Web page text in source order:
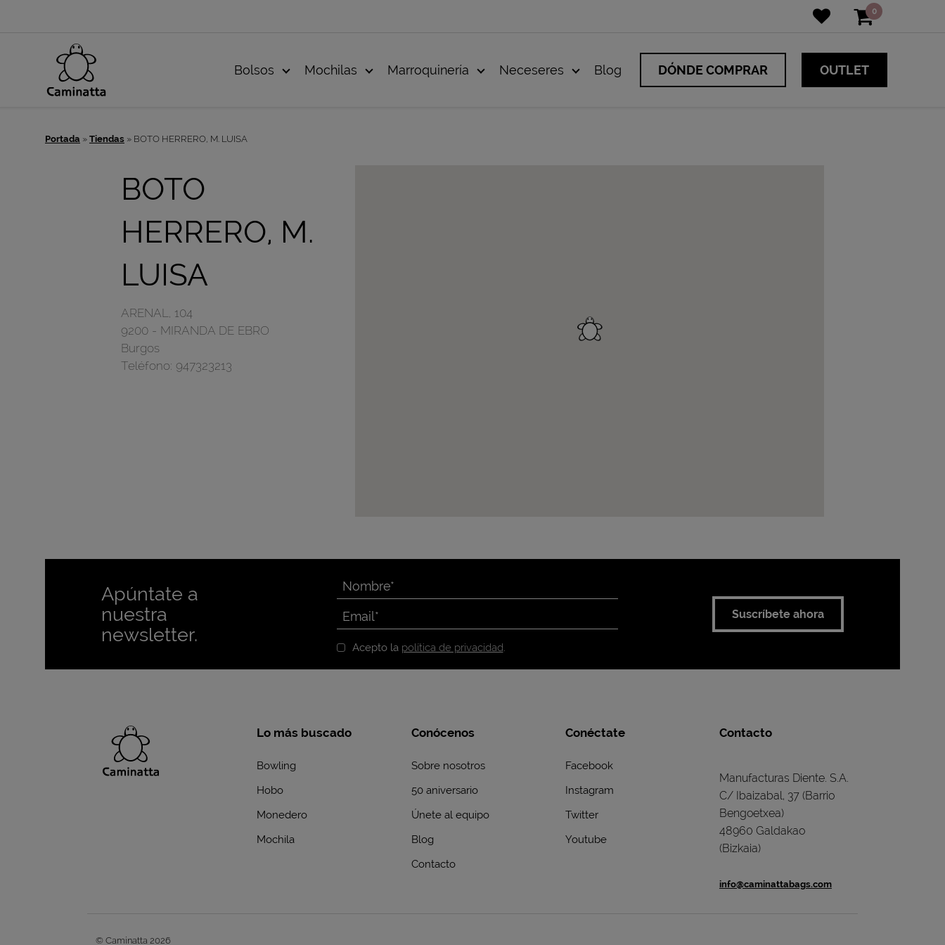
0
Bolsos Mochilas Marroquinería Neceseres Blog DÓNDE COMPRAR OUTLET
Portada » Tiendas » BOTO HERRERO, M. LUISA
BOTO
HERRERO, M.
LUISA
ARENAL, 104
9200 - MIRANDA DE EBRO
Burgos
Teléfono: 947323213
Apúntate a
nuestra
newsletter.
Acepto la política de privacidad.
Suscríbete ahora
Lo más buscado
Bowling
Hobo
Monedero
Mochila
Conócenos
Sobre nosotros
50 aniversario
Únete al equipo
Blog
Contacto
Conéctate
Facebook
Instagram
Twitter
Youtube
Contacto
Manufacturas Diente. S.A.
C/ Ibaizabal, 37 (Barrio
Bengoetxea)
48960 Galdakao
(Bizkaia)
info@caminattabags.com
© Caminatta 2026